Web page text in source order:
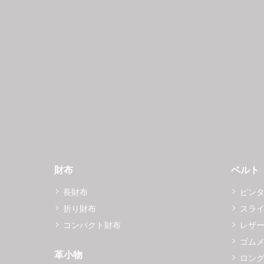
財布
長財布
折り財布
コンパクト財布
革小物
ベルト
ピン
スラ
レザ
ゴム
ロン